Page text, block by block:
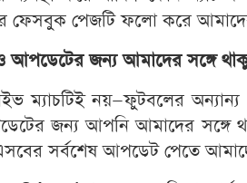
ফেসবুক পেজটি ফলো করে
জন্য আমাদের সঙ্গে
ম্যাচটিই নয়—ফুটবলের
জন্য আপনি আমাদের সঙ্গে
সর্বশেষ আপডেট পেতে